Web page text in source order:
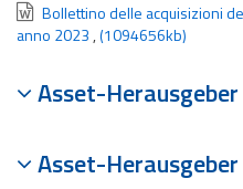
Bollettino delle acquisizioni
anno 2023 ,(1094656kb)
Asset-Herausgeber
Asset-Herausgeber